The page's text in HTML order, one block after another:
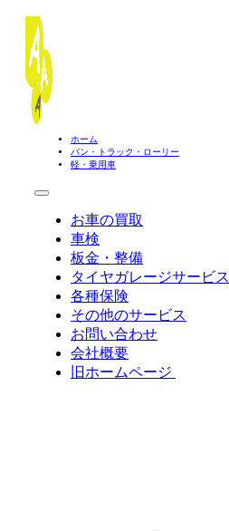
ホーム
バン・トラック・ローリー
軽・乗用車
お車の買取
車検
板金・整備
タイヤガレージサービス
各種保険
その他のサービス
お問い合わせ
会社概要
旧ホームページ